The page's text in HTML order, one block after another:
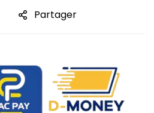
Partager